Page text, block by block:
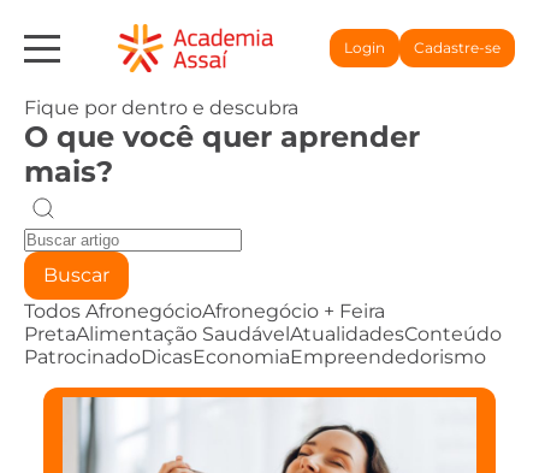
Login Cadastre-se
Fique por dentro e descubra
O que você quer aprender
mais?
Buscar
Todos AfronegócioAfronegócio + Feira
PretaAlimentação SaudávelAtualidadesConteúdo
PatrocinadoDicasEconomiaEmpreendedorismo